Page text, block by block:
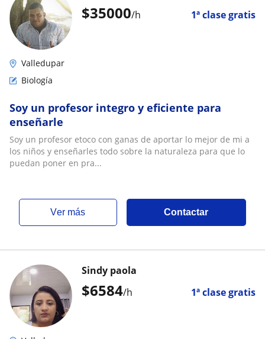
$35000/h 1ª clase gratis
Valledupar
Biología
Soy un profesor integro y eficiente para
enseñarle
Soy un profesor etoco con ganas de aportar lo mejor de mi a
los niños y enseñarles todo sobre la naturaleza para que lo
puedan poner en pra...
ver más Contactar
$6584/h 1ª clase gratis
Sindy paola